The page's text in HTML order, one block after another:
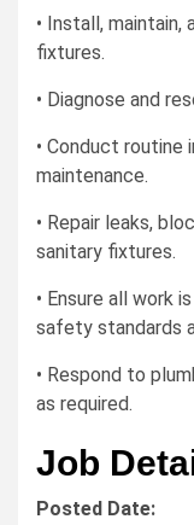
• Install, maintain,
fixtures.
• Diagnose and
• Conduct routine
maintenance.
• Repair leaks,
sanitary fixtures.
• Ensure all work
safety standards
• Respond to
as required.
Job
Posted Date: